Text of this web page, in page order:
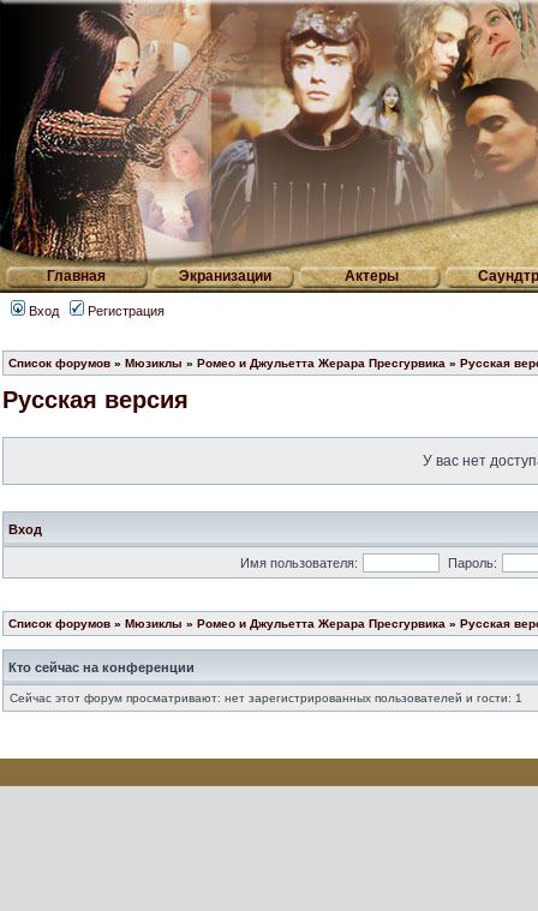
Главная Экранизации Актеры
Вход Регистрация
Список форумов » Мюзиклы » Ромео и Джульетта Жерара Пресгурвика » Русская
Русская версия
У вас нет
Вход
Имя пользователя: Пароль:
Список форумов » Мюзиклы » Ромео и Джульетта Жерара Пресгурвика » Русская
Кто сейчас на конференции
Сейчас этот форум просматривают: нет зарегистрированных пользователей и гости: 1